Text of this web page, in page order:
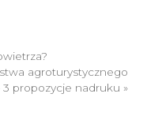
agroturystycznego
3 propozycje nadruku »